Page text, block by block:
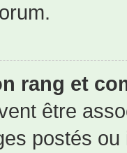
rang et
être
postés